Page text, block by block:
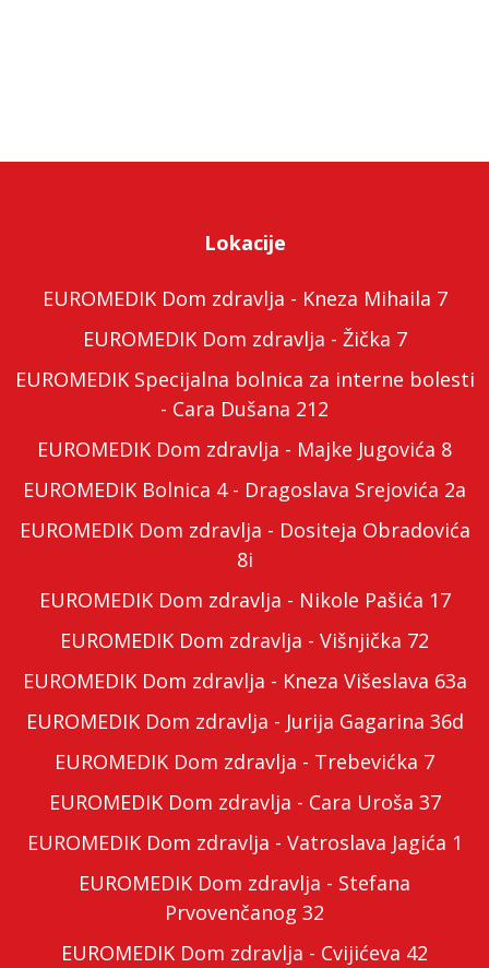
Lokacije
EUROMEDIK Dom zdravlja - Kneza Mihaila 7
EUROMEDIK Dom zdravlja - Žička 7
EUROMEDIK Specijalna bolnica za interne bolesti
- Cara Dušana 212
EUROMEDIK Dom zdravlja - Majke Jugovića 8
EUROMEDIK Bolnica 4 - Dragoslava Srejovića 2a
EUROMEDIK Dom zdravlja - Dositeja Obradovića
8i
EUROMEDIK Dom zdravlja - Nikole Pašića 17
EUROMEDIK Dom zdravlja - Višnjička 72
EUROMEDIK Dom zdravlja - Kneza Višeslava 63a
EUROMEDIK Dom zdravlja - Jurija Gagarina 36d
EUROMEDIK Dom zdravlja - Trebevićka 7
EUROMEDIK Dom zdravlja - Cara Uroša 37
EUROMEDIK Dom zdravlja - Vatroslava Jagića 1
EUROMEDIK Dom zdravlja - Stefana
Prvovenčanog 32
EUROMEDIK Dom zdravlja - Cvijićeva 42